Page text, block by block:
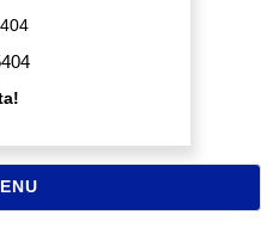
NAVEGAÇÃO